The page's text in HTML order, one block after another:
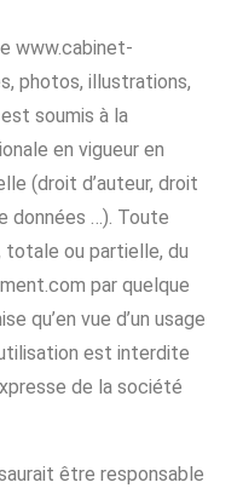
www.cabinet-
photos, illustrations,
soumis à la
en vigueur en
(droit d’auteur, droit
données …). Toute
ou partielle, du
par quelque
qu’en vue d’un usage
est interdite
de la société
être responsable